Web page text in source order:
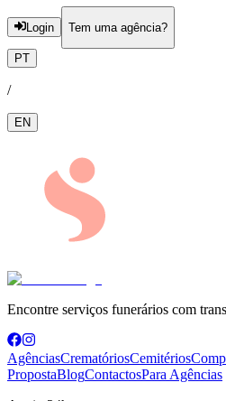
Login Tem uma agência?
PT
/
EN
Encontre serviços funerários com
AgênciasCrematóriosCemitérios
PropostaBlogContactosPara Agências